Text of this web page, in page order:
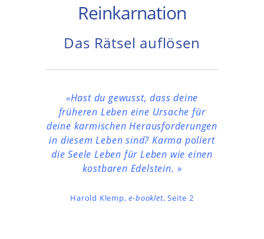
Reinkarnation
Das Rätsel auflösen
«Hast du gewusst, dass deine
früheren Leben eine Ursache für
deine karmischen Herausforderungen
in diesem Leben sind? Karma poliert
die Seele Leben für Leben wie einen
kostbaren Edelstein. »
Harold Klemp,e-booklet, Seite 2